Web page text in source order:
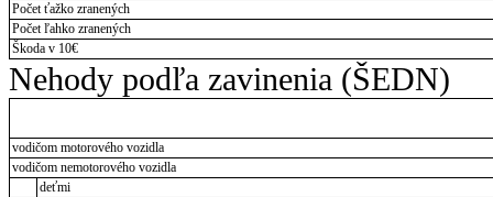
Počet ťažko zranených
Počet ľahko zranených
Škoda v 10€
Nehody podľa zavinenia (ŠEDN)
vodičom motorového vozidla
vodičom nemotorového vozidla
deťmi